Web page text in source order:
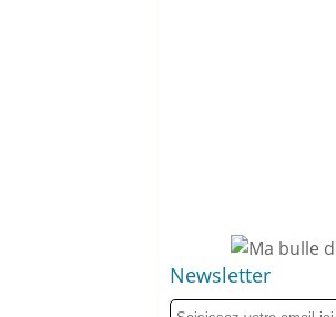
Newsletter